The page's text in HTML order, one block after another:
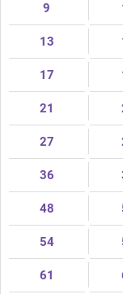
9
13
17
21
27
36
48
54
61